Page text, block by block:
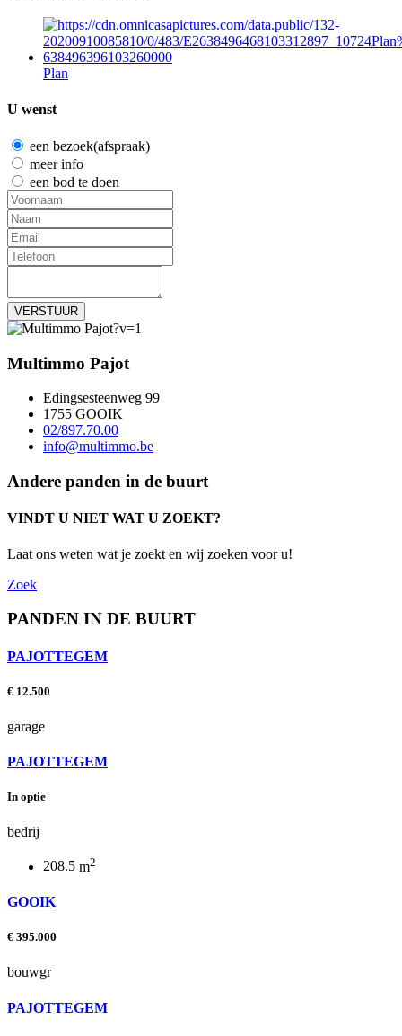
Plan
U wenst
een bezoek(afspraak)
meer info
een bod te doen
VERSTUUR
Multimmo Pajot
Edingsesteenweg 99
1755 GOOIK
02/897.70.00
info@multimmo.be
Andere panden in de buurt
VINDT U NIET WAT U ZOEKT?
Laat ons weten wat je zoekt en wij zoeken voor u!
Zoek
PANDEN IN DE BUURT
PAJOTTEGEM
€ 12.500
garage
PAJOTTEGEM
In optie
bedrij
208.5 m2
GOOIK
€ 395.000
bouwgr
PAJOTTEGEM